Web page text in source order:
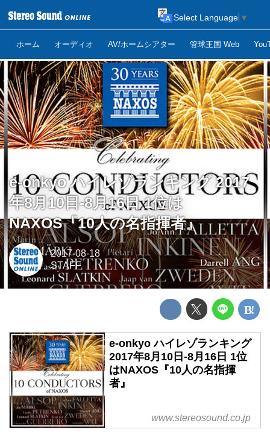
ホーム オーディオ AV/ホームシアター 管球王国 Web
Select Language ▼
e-onkyo ハイレゾランキング 2017
年8月10日-8月16日 1位は
NAXOS『10人の名指揮者』
2017-08-18
STAFF
e-onkyo ハイレゾランキング
2017年8月10日-8月16日 1位
はNAXOS『10人の名指揮
者』
www.stereosound.co.jp